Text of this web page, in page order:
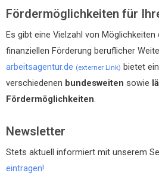
Fördermöglichkeiten für
Es gibt eine Vielzahl von
finanziellen Förderung beruflicher
arbeitsagentur.de (externer Link) bietet
verschiedenen bundesweiten sowie
Fördermöglichkeiten.
Newsletter
Stets aktuell informiert mit unserem
eintragen!